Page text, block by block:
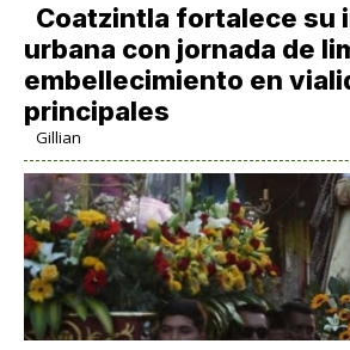
Coatzintla fortalece su
urbana con jornada de
embellecimiento en
principales
Gillian